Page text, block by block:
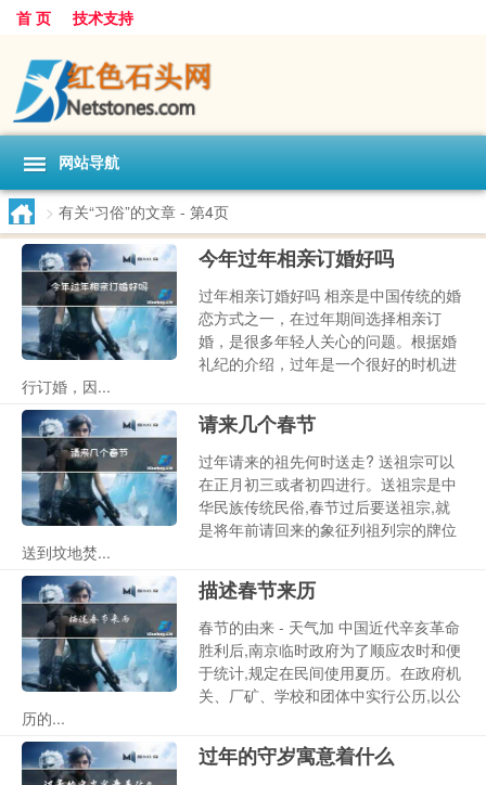
首 页 技术支持
网站导航
> 有关“习俗”的文章 - 第4页
今年过年相亲订婚好吗
过年相亲订婚好吗 相亲是中国传统的婚
恋方式之一，在过年期间选择相亲订
婚，是很多年轻人关心的问题。根据婚
礼纪的介绍，过年是一个很好的时机进
行订婚，因...
请来几个春节
过年请来的祖先何时送走? 送祖宗可以
在正月初三或者初四进行。送祖宗是中
华民族传统民俗,春节过后要送祖宗,就
是将年前请回来的象征列祖列宗的牌位
送到坟地焚...
描述春节来历
春节的由来 - 天气加 中国近代辛亥革命
胜利后,南京临时政府为了顺应农时和便
于统计,规定在民间使用夏历。在政府机
关、厂矿、学校和团体中实行公历,以公
历的...
过年的守岁寓意着什么